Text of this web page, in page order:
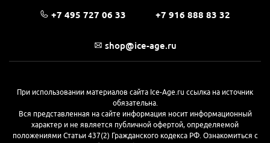
+7 495 727 06 33 +7 916 888 83 32
shop@ice-age.ru
При использовании материалов сайта Ice-Age.ru ссылка на источник
обязательна.
Вся представленная на сайте информация носит информационный
характер и не является публичной офертой, определяемой
положениями Статьи 437(2) Гражданского кодекса РФ. Ознакомиться с